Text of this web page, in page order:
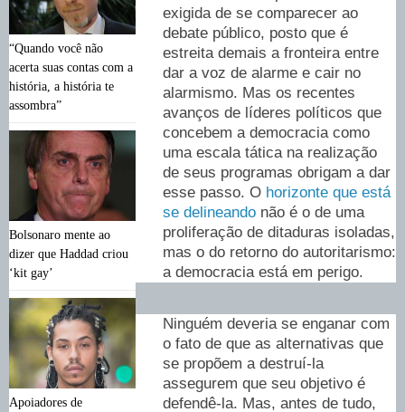
“Quando você não
acerta suas contas com a
história, a história te
assombra”
Bolsonaro mente ao
dizer que Haddad criou
‘kit gay’
Apoiadores de
exigida de se comparecer ao
debate público, posto que é
estreita demais a fronteira entre
dar a voz de alarme e cair no
alarmismo. Mas os recentes
avanços de líderes políticos que
concebem a democracia como
uma escala tática na realização
de seus programas obrigam a dar
esse passo. O horizonte que está
se delineando não é o de uma
proliferação de ditaduras isoladas,
mas o do retorno do autoritarismo:
a democracia está em perigo.
Ninguém deveria se enganar com
o fato de que as alternativas que
se propõem a destruí-la
assegurem que seu objetivo é
defendê-la. Mas, antes de tudo,